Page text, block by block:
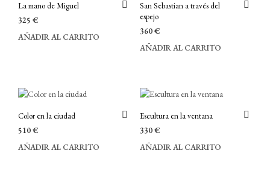
La mano de Miguel
325 €
AÑADIR AL CARRITO
San Sebastian a través del
espejo
360€
AÑADIR AL CARRITO
Color en la ciudad
510€
AÑADIR AL CARRITO
Escultura en la ventana
330€
AÑADIR AL CARRITO